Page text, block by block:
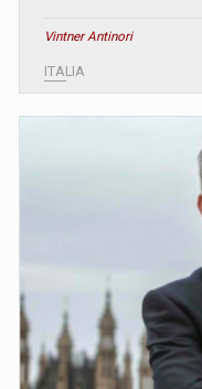
Vintner Antinori
ITALIA